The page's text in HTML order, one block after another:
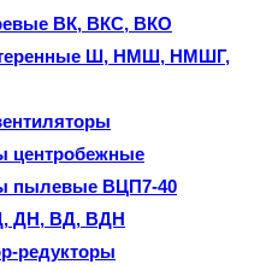
ВК, ВКС, ВКО
Ш, НМШ, НМШГ,
центробежные
пылевые ВЦП7-40
ДН, ВД, ВДН
редукторы